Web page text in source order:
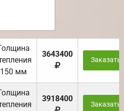
150 мм
3643400
Заказать
3918400
Заказать